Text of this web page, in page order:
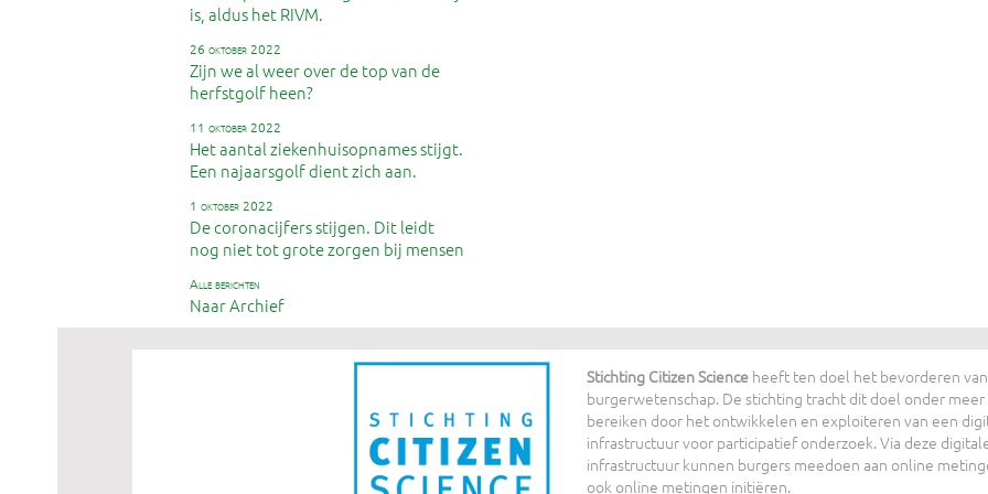
is, aldus het RIVM.
26 oktober 2022
Zijn we al weer over de top van de
herfstgolf heen?
11 oktober 2022
Het aantal ziekenhuisopnames stijgt.
Een najaarsgolf dient zich aan.
1 oktober 2022
De coronacijfers stijgen. Dit leidt
nog niet tot grote zorgen bij mensen
alle berichten
Naar Archief
Stichting Citizen Scienceheeft ten doel het bevorderen van
burgerwetenschap. De stichting tracht dit doel onder meer
bereiken door het ontwikkelen en exploiteren van een
infrastructuur voor participatief onderzoek. Via deze
infrastructuur kunnen burgers meedoen aan online
ook online metingen initiëren.